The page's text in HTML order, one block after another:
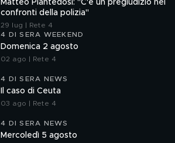
Matteo Piantedosi: "C'è un pregiudizio nei
confronti della polizia"
29 lug | Rete 4
4 DI SERA WEEKEND
Domenica 2 agosto
02 ago | Rete 4
4 DI SERA NEWS
Il caso di Ceuta
03 ago | Rete 4
4 DI SERA NEWS
Mercoledì 5 agosto